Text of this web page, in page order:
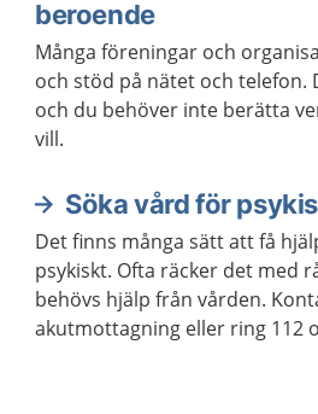
beroende
Många föreningar och
och stöd på nätet och telefon.
och du behöver inte berätta
vill.
Söka vård för
Det finns många sätt att få
psykiskt. Ofta räcker det med
behövs hjälp från vården.
akutmottagning eller ring 112